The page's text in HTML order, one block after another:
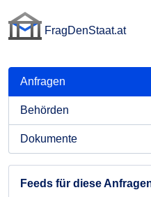
FragDenStaat.at
Anfragen
Behörden
Dokumente
Feeds für diese